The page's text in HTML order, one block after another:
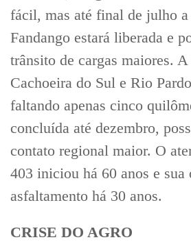
fácil, mas até final de julho a
Fandango estará liberada e
trânsito de cargas maiores.
Cachoeira do Sul e Rio
faltando apenas cinco
concluída até dezembro,
contato regional maior. O
403 iniciou há 60 anos e sua
asfaltamento há 30 anos.
CRISE DO AGRO